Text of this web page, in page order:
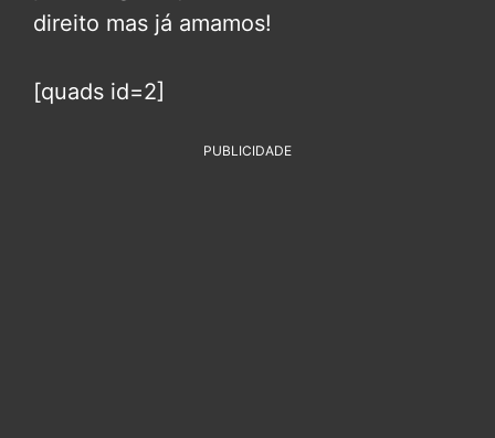
direito mas já amamos!
[quads id=2]
PUBLICIDADE